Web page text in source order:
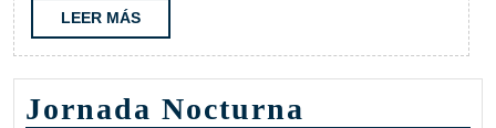
Alimentación
Escolar
LEER MÁSLEER
MÁS
Jornada Nocturna